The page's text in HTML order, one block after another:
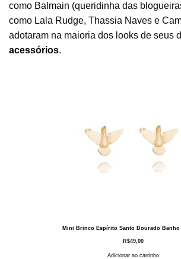
como Balmain (queridinha das
como Lala Rudge, Thassia Naves e
adotaram na maioria dos looks de seus
acessórios.
Mini Brinco Espírito Santo Dourado Banho
R$49,00
Adicionar ao carrinho